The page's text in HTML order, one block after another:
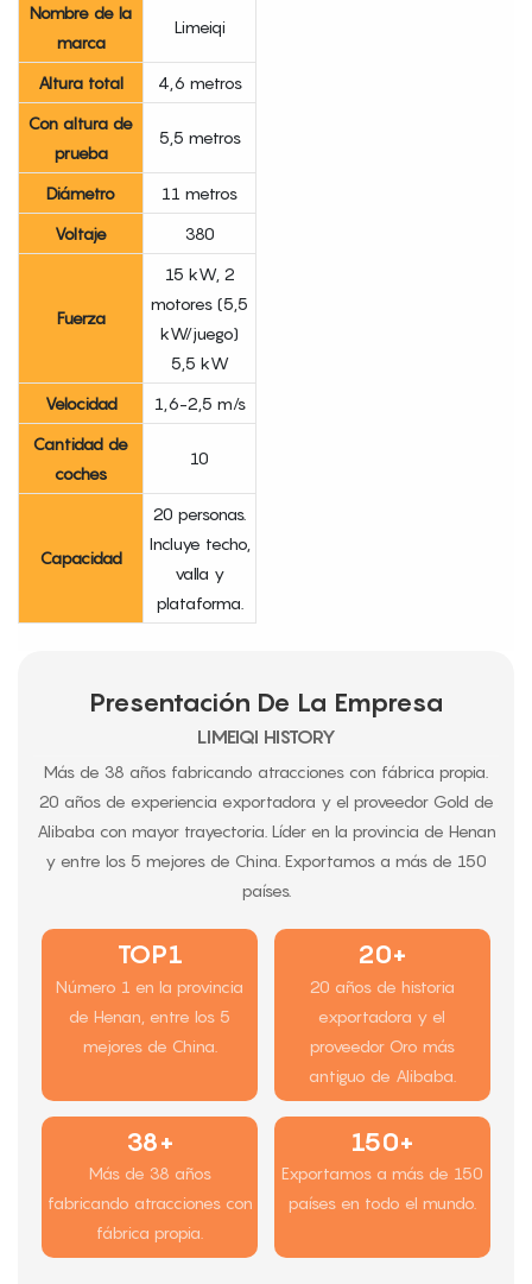
Nombre de la
marca
Limeiqi
Altura total
4,6 metros
Con altura de
prueba
5,5 metros
Diámetro
11 metros
Voltaje
380
Fuerza
15 kW, 2
motores (5,5
kW/juego)
5,5 kW
Velocidad
1,6-2,5 m/s
Cantidad de
coches
10
Capacidad
20 personas.
Incluye techo,
valla y
plataforma.
Presentación De La Empresa
LIMEIQI HISTORY
Más de 38 años fabricando atracciones con fábrica propia.
20 años de experiencia exportadora y el proveedor Gold de
Alibaba con mayor trayectoria. Líder en la provincia de Henan
y entre los 5 mejores de China. Exportamos a más de 150
países.
TOP1
Número 1 en la provincia
de Henan, entre los 5
mejores de China.
20+
20 años de historia
exportadora y el
proveedor Oro más
antiguo de Alibaba.
38+
Más de 38 años
fabricando atracciones con
fábrica propia.
150+
Exportamos a más de 150
países en todo el mundo.